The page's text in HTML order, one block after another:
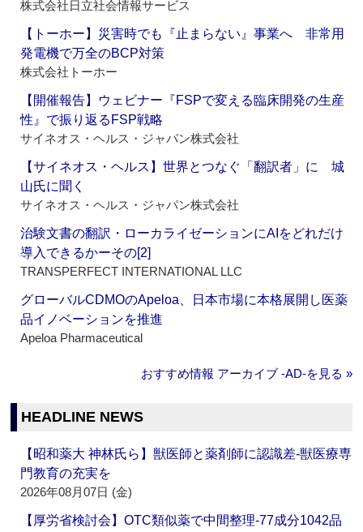
株式会社日立社会情報サービス
【トーホー】災害時でも『止まらない』事業へ 非常用
発電機で万全のBCP対策
株式会社トーホー
【開催報告】ウェビナー『FSPで変える臨床開発の生産
性』で振り返るFSP戦略
サイネオス・ヘルス・ジャパン株式会社
【サイネオス・ヘルス】世界とつなぐ「翻訳者」に 城
山氏に聞く
サイネオス・ヘルス・ジャパン株式会社
治験文書の翻訳・ローカライゼーションにAIをどれだけ
導入できるかーその[2]
TRANSPERFECT INTERNATIONAL LLC
グローバルCDMOのApeloa、日本市場に本格展開し医薬
品イノベーションを推進
Apeloa Pharmaceutical
おすすめ情報 アーカイブ ‐AD‐を見る »
HEADLINE NEWS
【昭和薬大 神林氏ら】獣医師と薬剤師に認識差‐獣医療専
門教育の充実を
2026年08月07日 (金)
【厚労省検討会】OTC類似薬で中間整理‐77成分1042品